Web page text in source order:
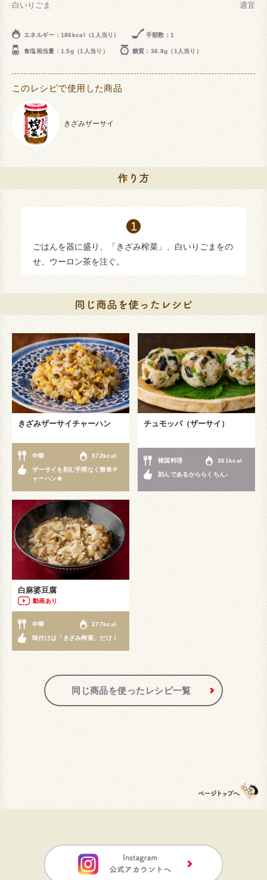
白いりごま
適宜
エネルギー：186kcal（1人当り） 手順数：1
食塩相当量：1.5g（1人当り） 糖質：36.8g（1人当り）
このレシピで使用した商品
きざみザーサイ
ごはんを器に盛り、「きざみ榨菜」、白いりごまをの
せ、ウーロン茶を注ぐ。
きざみザーサイチャーハン
中華 572kcal
ザーサイを刻む手間なく簡単チ
ャーハン★
チュモッパ（ザーサイ）
韓国料理 361kcal
刻んであるかららくちん♪
白麻婆豆腐
動画あり
中華 277kcal
味付けは「きざみ榨菜」だけ！
同じ商品を使ったレシピ一覧